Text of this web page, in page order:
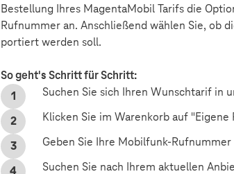
Bestellung Ihres MagentaMobil Tarifs die
Rufnummer an. Anschließend wählen Sie, ob
portiert werden soll.
So geht's Schritt für Schritt:
Suchen Sie sich Ihren Wunschtarif in
Klicken Sie im Warenkorb auf
Geben Sie Ihre Mobilfunk-
Suchen Sie nach Ihrem aktuellen